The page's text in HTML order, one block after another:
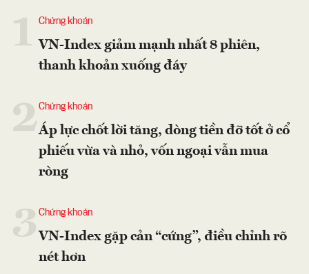
Chứng khoán
VN-Index giảm mạnh nhất 8 phiên,
thanh khoản xuống đáy
2Chứng khoán
Áp lực chốt lời tăng, dòng tiền đỡ tốt ở cổ
phiếu vừa và nhỏ, vốn ngoại vẫn mua
ròng
Chứng khoán
VN-Index gặp cản “cứng”, điều chỉnh rõ
nét hơn